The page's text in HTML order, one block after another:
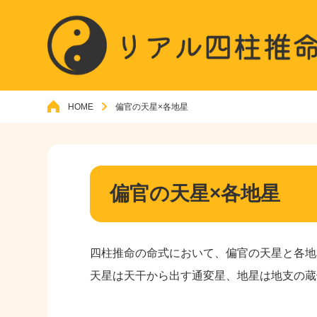
HOME 偏官の天星×各地星
偏官の天星×各地星
四柱推命の命式において、偏官の天星と各
天星は天干から出す通変星、地星は地支の